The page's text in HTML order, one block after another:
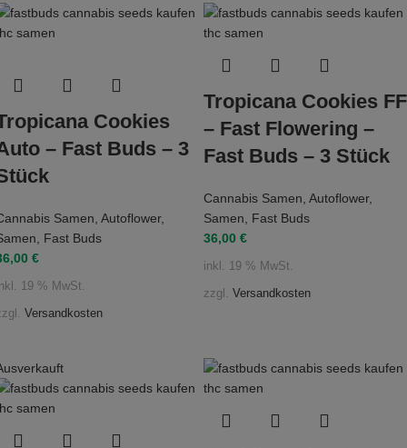
Cookies
– Fast Buds – 3
Samen, Autoflower,
, Fast Buds
€
19 % MwSt.
Versandkosten
Tropicana Cookies FF
– Fast Flowering –
Fast Buds – 3 Stück
Cannabis Samen, Autoflower,
Samen, Fast Buds
36,00 €
inkl. 19 % MwSt.
zzgl. Versandkosten